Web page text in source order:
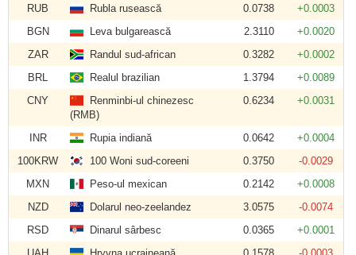
RUB
Rubla rusească 0.0738
+0.0003
BGN
Leva bulgarească 2.3110
+0.0020
ZAR
Randul sud-african 0.3282
+0.0002
BRL
Realul brazilian 1.3794
+0.0089
CNY
Renminbi-ul chinezesc
(RMB)
0.6234 +0.0031
INR Rupia indiană 0.0642
+0.0004
100KRW
100 Woni sud-coreeni 0.3750
-0.0029
MXN
Peso-ul mexican 0.2142
+0.0008
NZD
Dolarul neo-zeelandez 3.0575
-0.0074
RSD
Dinarul sârbesc 0.0365
+0.0001